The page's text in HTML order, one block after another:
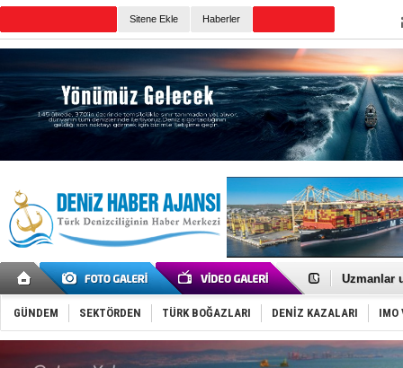
Sitene Ekle Haberler
Füze ve
Uzmanlar
Gemi
Makine
Dron
'REGAL 1'
Gemide 5
GÜNDEM SEKTÖRDEN TÜRK BOĞAZLARI DENİZ KAZALARI IMO